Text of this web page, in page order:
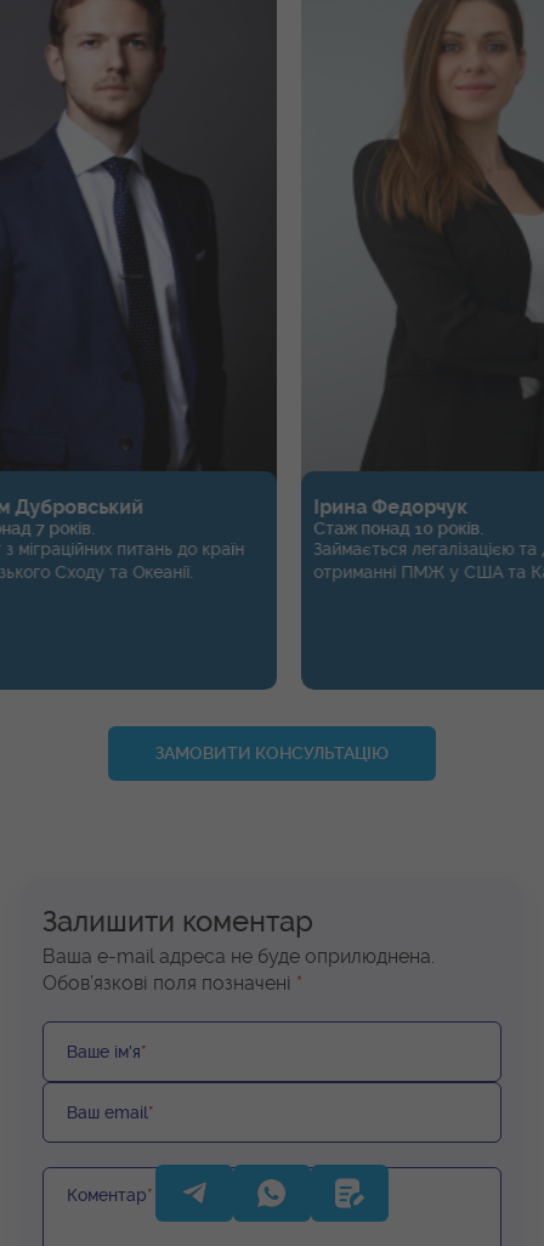
питань до країн
Океанії.
Ірина Федорчук
Стаж понад 10 років.
Займається легалізацією та допомогою в
отриманні ПМЖ у США та Канаді.
ЗАМОВИТИ КОНСУЛЬТАЦІЮ
Залишити коментар
Ваша e-mail адреса не буде оприлюднена.
Обов’язкові поля позначені *
Ваше ім’я*
Ваш email*
Коментар*